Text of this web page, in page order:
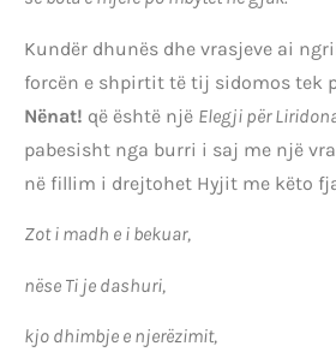
Kundër dhunës dhe vrasjeve ai
forcën e shpirtit të tij sidomos tek
Nënat! që është një Elegji për
pabesisht nga burri i saj me një
në fillim i drejtohet Hyjit me këto
Zot i madh e i bekuar,
nëse Ti je dashuri,
kjo dhimbje e njerëzimit,